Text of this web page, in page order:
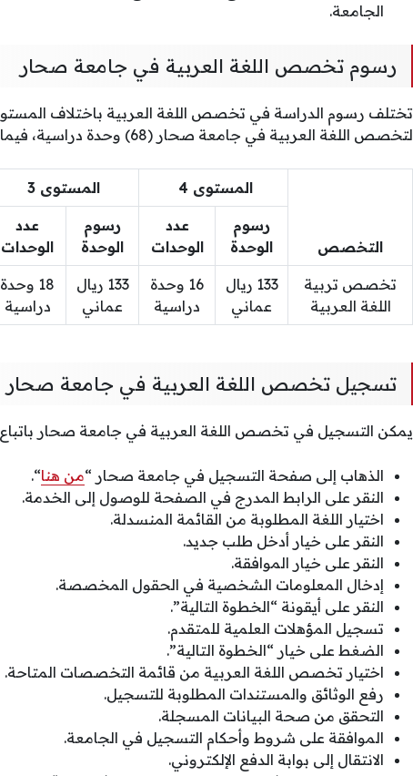
الجامعة.
رسوم تخصص اللغة العربية في جامعة صحار
تختلف رسوم الدراسة في تخصص اللغة العربية باختلاف
لتخصص اللغة العربية في جامعة صحار (68) وحدة دراسية، فيما يلي رسوم التسجيل فيها:
التخصص
المستوى 4 المستوى 3
رسوم
الوحدة
عدد
الوحدات
رسوم
الوحدة
عدد
الوحدات
تخصص تربية
اللغة العربية
133 ريال
عماني
16 وحدة
دراسية
133 ريال
عماني
18 وحدة
دراسية
تسجيل تخصص اللغة العربية في جامعة صحار
يمكن التسجيل في تخصص اللغة العربية في جامعة صحار باتباع
الذهاب إلى صفحة التسجيل في جامعة صحار “من هنا“.
النقر على الرابط المدرج في الصفحة للوصول إلى الخدمة.
اختيار اللغة المطلوبة من القائمة المنسدلة.
النقر على خيار أدخل طلب جديد.
النقر على خيار الموافقة.
إدخال المعلومات الشخصية في الحقول المخصصة.
النقر على أيقونة “الخطوة التالية”.
تسجيل المؤهلات العلمية للمتقدم.
الضغط على خيار “الخطوة التالية”.
اختيار تخصص اللغة العربية من قائمة التخصصات المتاحة.
رفع الوثائق والمستندات المطلوبة للتسجيل.
التحقق من صحة البيانات المسجلة.
الموافقة على شروط وأحكام التسجيل في الجامعة.
الانتقال إلى بوابة الدفع الإلكتروني.